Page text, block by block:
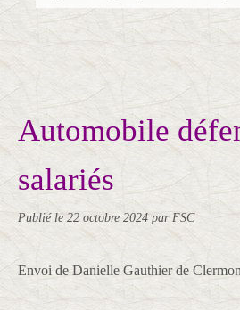
Automobile
salariés
Publié le 22 octobre 2024 par FSC
Envoi de Danielle Gauthier de